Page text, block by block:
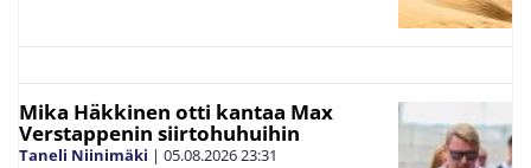
Mika Häkkinen otti kantaa Max
Verstappenin siirtohuhuihin
Taneli Niinimäki | 05.08.202623:31